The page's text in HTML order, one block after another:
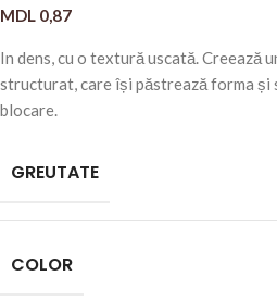
MDL 0,87
In dens, cu o textură uscată. Creează
structurat, care își păstrează forma și
blocare.
GREUTATE
COLOR